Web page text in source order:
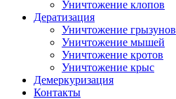
Уничтожение клопов
Дератизация
Уничтожение грызунов
Уничтожение мышей
Уничтожение кротов
Уничтожение крыс
Демеркуризация
Контакты